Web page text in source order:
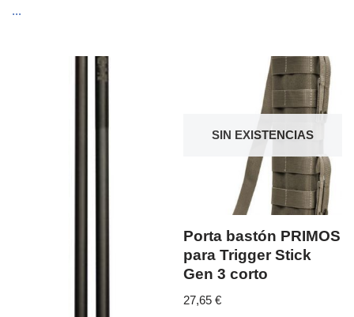
...
SIN EXISTENCIAS
Porta bastón PRIMOS
para Trigger Stick
Gen 3 corto
27,65€